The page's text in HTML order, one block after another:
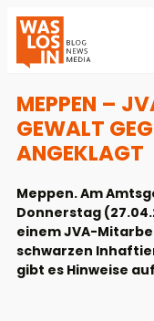
MEPPEN –
GEWALT
ANGEKLAGT
Meppen. Am
Donnerstag
einem JVA-
schwarzen
gibt es Hinweise